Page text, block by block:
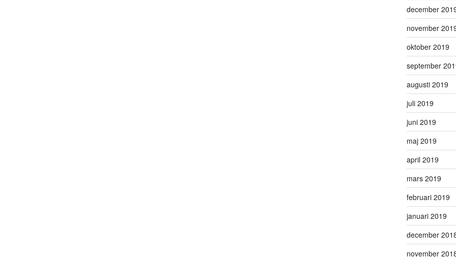
december
november
oktober 2019
september
augusti 2019
juli 2019
juni 2019
maj 2019
april 2019
mars 2019
februari 2019
januari 2019
december
november